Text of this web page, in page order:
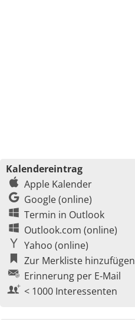
Kalendereintrag
Apple Kalender
Google (online)
Termin in Outlook
Outlook.com (online)
Yahoo (online)
Zur Merkliste hinzufügen
Erinnerung per E-Mail
< 1000 Interessenten